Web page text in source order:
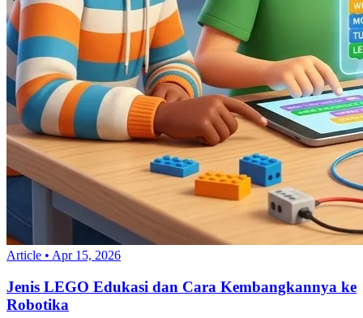
Article • Apr 15, 2026
Jenis LEGO Edukasi dan Cara Kembangkannya ke
Robotika